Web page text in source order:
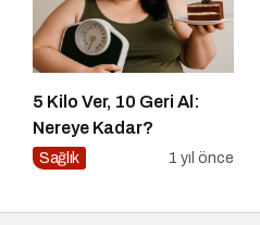
5 Kilo Ver, 10 Geri Al:
Nereye Kadar?
Sağlık 1 yıl önce